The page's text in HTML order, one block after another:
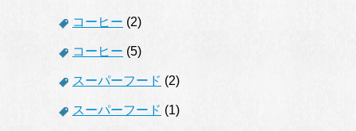
コーヒー (2)
コーヒー (5)
スーパーフード (2)
スーパーフード (1)